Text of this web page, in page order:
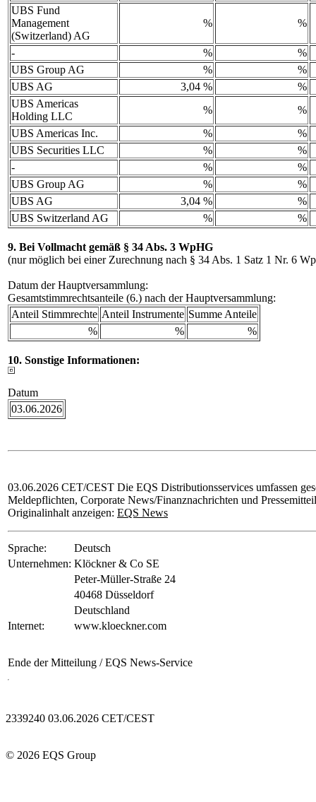
UBS Fund
Management
(Switzerland) AG
% %
- %
%
UBS Group AG
%
%
UBS AG
3,04 %
%
UBS Americas
Holding LLC
%
%
UBS Americas Inc.
%
%
UBS Securities LLC
%
%
-
%
%
UBS Group AG
%
%
UBS AG
3,04 %
%
UBS Switzerland AG
% %
9. Bei Vollmacht gemäß § 34 Abs. 3 WpHG
(nur möglich bei einer Zurechnung nach § 34 Abs. 1 Satz 1 Nr. 6
Datum der Hauptversammlung:
Gesamtstimmrechtsanteile (6.) nach der Hauptversammlung:
Anteil Stimmrechte Anteil Instrumente Summe Anteile
%
% %
10. Sonstige Informationen:
Datum
03.06.2026
03.06.2026 CET/CEST Die EQS Distributionsservices umfassen
Meldepflichten, Corporate News/Finanznachrichten und
Originalinhalt anzeigen: EQS News
Sprache:
Deutsch
Unternehmen: Klöckner & Co SE
Peter-Müller-Straße 24
40468 Düsseldorf
Deutschland
Internet:
www.kloeckner.com
Ende der Mitteilung / EQS News-Service
2339240 03.06.2026 CET/CEST
© 2026 EQS Group